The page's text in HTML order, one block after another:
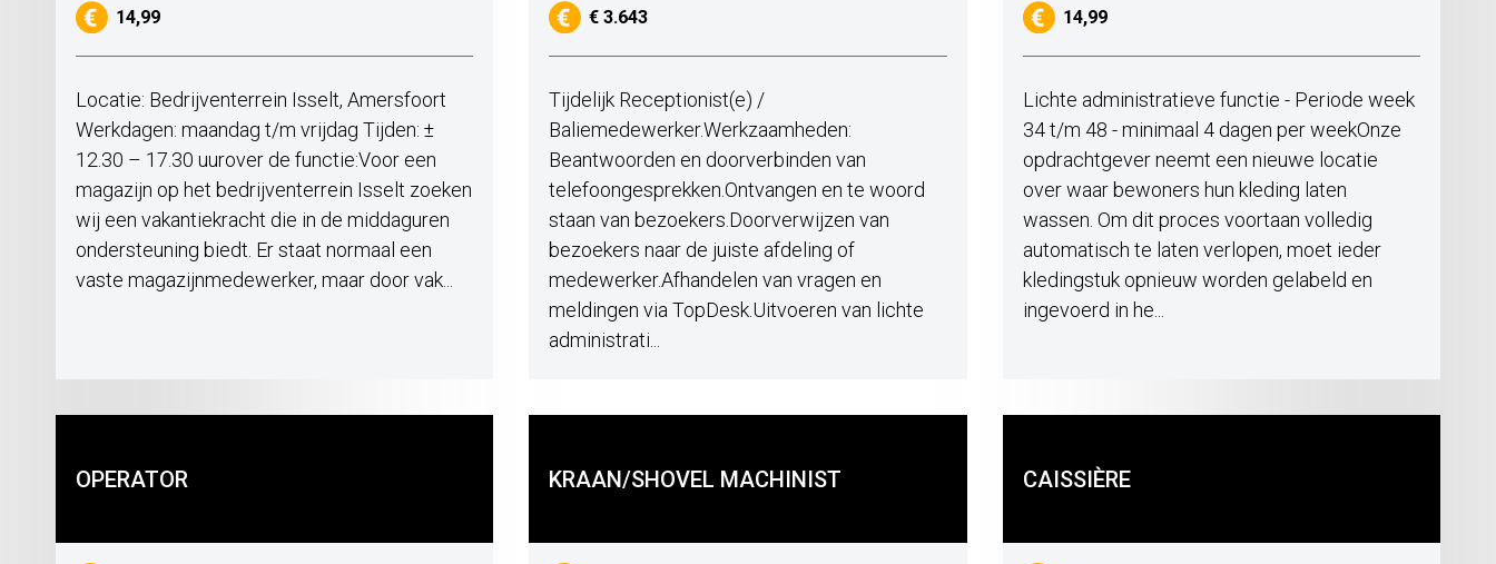
14,99
Locatie: Bedrijventerrein Isselt, Amersfoort
Werkdagen: maandag t/m vrijdag Tijden: ±
12.30 – 17.30 uurover de functie:Voor een
magazijn op het bedrijventerrein Isselt zoeken
wij een vakantiekracht die in de middaguren
ondersteuning biedt. Er staat normaal een
vaste magazijnmedewerker, maar door vak...
€ 3.643
Tijdelijk Receptionist(e) /
Baliemedewerker.Werkzaamheden:
Beantwoorden en doorverbinden van
telefoongesprekken.Ontvangen en te woord
staan van bezoekers.Doorverwijzen van
bezoekers naar de juiste afdeling of
medewerker.Afhandelen van vragen en
meldingen via TopDesk.Uitvoeren van lichte
administrati...
14,99
Lichte administratieve functie - Periode week
34 t/m 48 - minimaal 4 dagen per weekOnze
opdrachtgever neemt een nieuwe locatie
over waar bewoners hun kleding laten
wassen. Om dit proces voortaan volledig
automatisch te laten verlopen, moet ieder
kledingstuk opnieuw worden gelabeld en
ingevoerd in he...
OPERATOR KRAAN/SHOVEL MACHINIST CAISSIÈRE